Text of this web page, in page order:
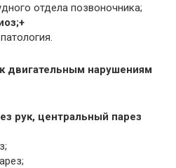
отдела позвоночника;
двигательным нарушениям
рук, центральный парез